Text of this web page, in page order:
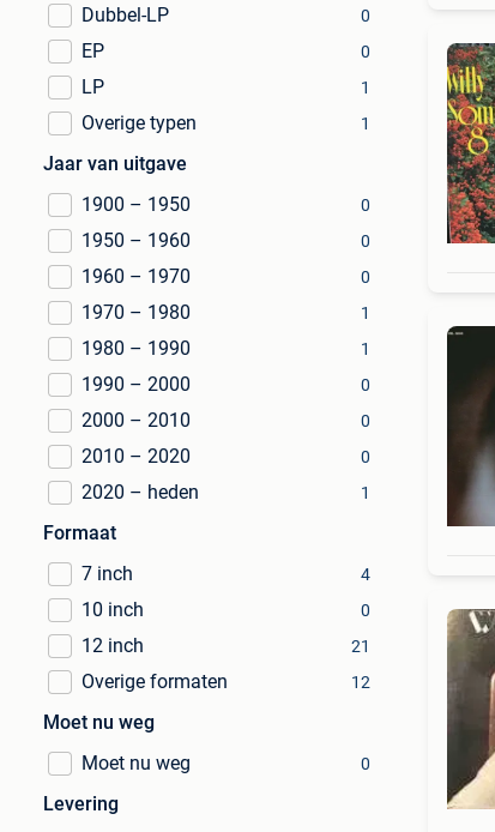
Dubbel-LP 0
EP 0
LP 1
Overige typen 1
Jaar van uitgave
1900 – 1950
0
1950 – 1960 0
1960 – 1970 0
1970 – 1980 1
1980 – 1990 1
1990 – 2000 0
2000 – 2010 0
2010 – 2020 0
2020 – heden 1
Formaat
7 inch
4
10 inch 0
12 inch 21
Overige formaten 12
Moet nu weg
Moet nu weg
0
Levering